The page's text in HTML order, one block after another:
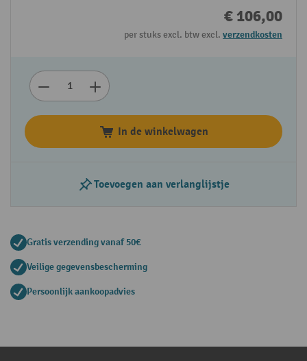
€ 106,00
per stuks excl. btw excl. verzendkosten
In de winkelwagen
Toevoegen aan verlanglijstje
Gratis verzending vanaf 50€
Veilige gegevensbescherming
Persoonlijk aankoopadvies